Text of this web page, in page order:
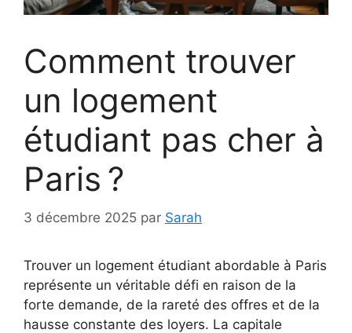
Comment trouver
un logement
étudiant pas cher à
Paris ?
3 décembre 2025 par Sarah
Trouver un logement étudiant abordable à Paris
représente un véritable défi en raison de la
forte demande, de la rareté des offres et de la
hausse constante des loyers. La capitale